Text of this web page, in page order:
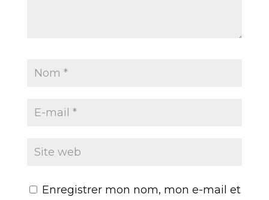
Enregistrer mon nom, mon e-mail et